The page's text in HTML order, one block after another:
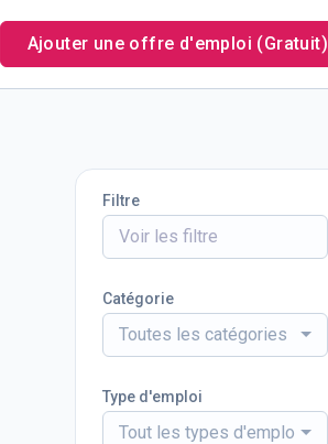
Ajouter une offre d'emploi (Gratuit)
Filtre
Catégorie
Toutes les catégories
Type d'emploi
Tout les types d'emploi